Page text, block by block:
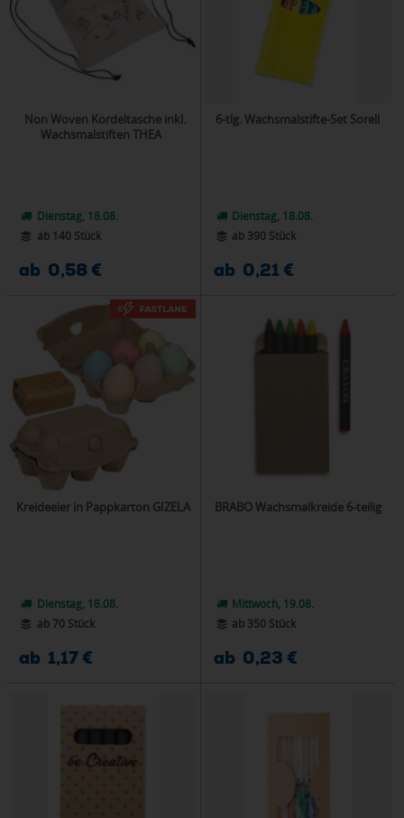
Non Woven Kordeltasche inkl.
Wachsmalstiften THEA
Dienstag, 18.08.
ab 140 Stück
ab 0,58 €
6-tlg. Wachsmalstifte-Set Sorell
Dienstag, 18.08.
ab 390 Stück
ab 0,21 €
Kreideeier in Pappkarton GIZELA
Dienstag, 18.08.
ab 70 Stück
ab 1,17 €
BRABO Wachsmalkreide 6-teilig
Mittwoch, 19.08.
ab 350 Stück
ab 0,23 €